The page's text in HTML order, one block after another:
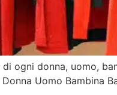
ogni donna, uomo,
Uomo Bambina